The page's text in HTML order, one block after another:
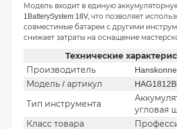
Модель входит в единую
1BatterySystem 18V, что позволяет
совместимые батареи с другими
снижает затраты на оснащение
Технические
Производитель
Модель / артикул
Тип инструмента
угловая
Класс товара